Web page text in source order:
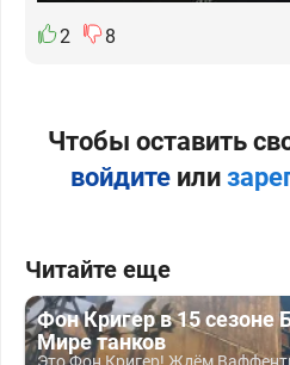
2 8
Чтобы оставить
войдитеили
Читайте еще
Фон Кригер в 15 сезоне
Мире танков